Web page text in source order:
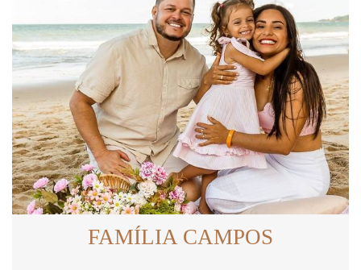
FAMÍLIA CAMPOS